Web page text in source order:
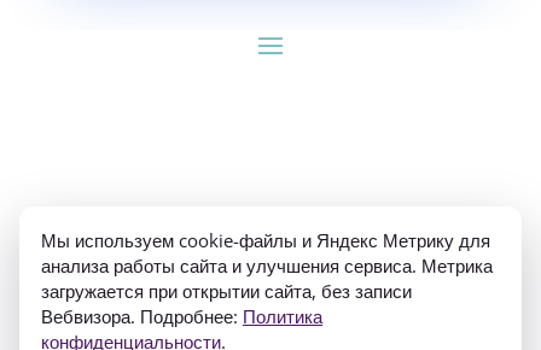
ИП Гуляев Е.А. ОГРН 310784709900570 ИНН
781020474307
Мы используем cookie-файлы и Яндекс Метрику для
анализа работы сайта и улучшения сервиса. Метрика
загружается при открытии сайта, без записи
Вебвизора. Подробнее: Политика
конфиденциальности.